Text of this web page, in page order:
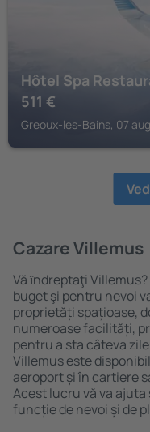
Hôtel Spa
511 €
Greoux-les-Bains, 07
Cazare Villemus
Vă ȋndreptaţi
buget şi pentru nevoi
proprietăți spațioase,
numeroase facilități,
pentru a sta câteva
Villemus este
aeroport și în cartiere
Acest lucru vă va
funcție de nevoi și de